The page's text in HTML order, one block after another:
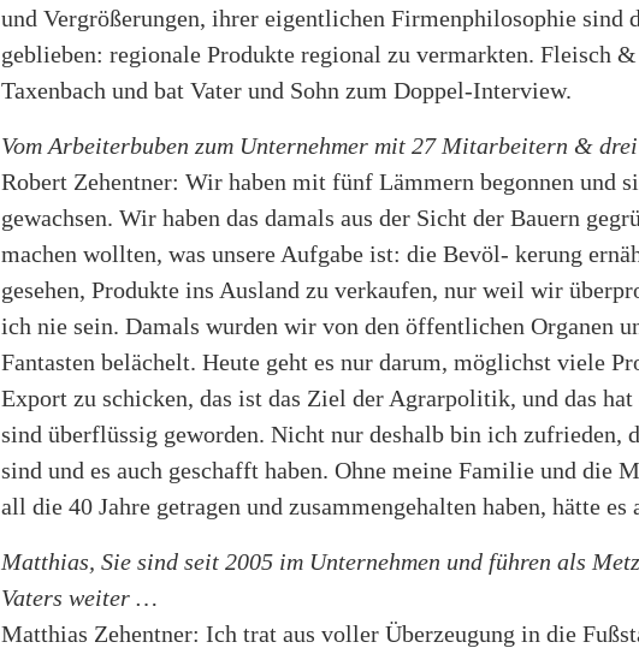
und Vergrößerungen, ihrer eigentlichen Firmenphilosophie sind
geblieben: regionale Produkte regional zu vermarkten. Fleisch
Taxenbach und bat Vater und Sohn zum Doppel-Interview.
Vom Arbeiterbuben zum Unternehmer mit 27 Mitarbeitern &
Robert Zehentner: Wir haben mit fünf Lämmern begonnen und
gewachsen. Wir haben das damals aus der Sicht der Bauern
machen wollten, was unsere Aufgabe ist: die Bevöl- kerung
gesehen, Produkte ins Ausland zu verkaufen, nur weil wir
ich nie sein. Damals wurden wir von den öffentlichen Organen
Fantasten belächelt. Heute geht es nur darum, möglichst viele
Export zu schicken, das ist das Ziel der Agrarpolitik, und das
sind überflüssig geworden. Nicht nur deshalb bin ich zufrieden,
sind und es auch geschafft haben. Ohne meine Familie und die
all die 40 Jahre getragen und zusammengehalten haben, hätte
Matthias, Sie sind seit 2005 im Unternehmen und führen als
Vaters weiter …
Matthias Zehentner: Ich trat aus voller Überzeugung in die